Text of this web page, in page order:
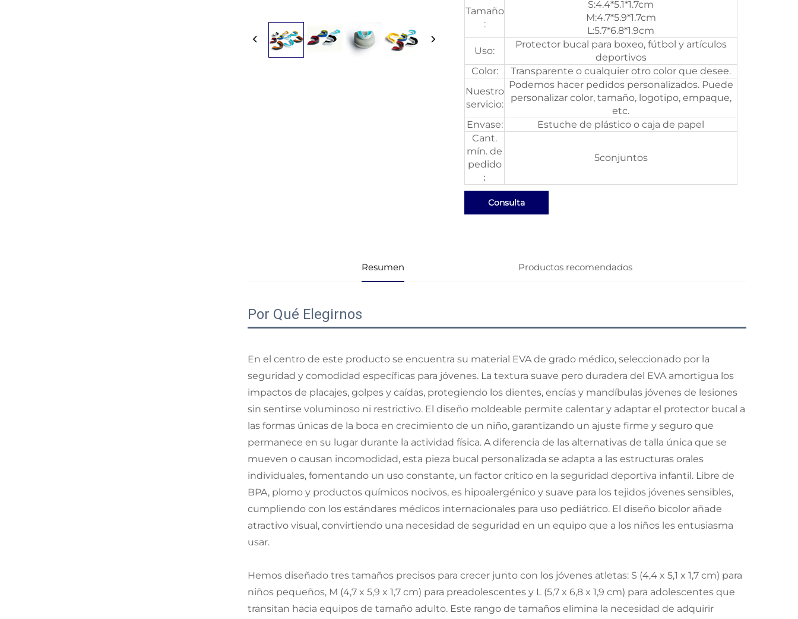
Tamaño
:
S:4.4*5.1*1.7cm
M:4.7*5.9*1.7cm
L:5.7*6.8*1.9cm
Uso:
Protector bucal para boxeo, fútbol y artículos
deportivos
Color:
Transparente o cualquier otro color que desee.
Nuestro
servicio:
Podemos hacer pedidos personalizados. Puede
personalizar color, tamaño, logotipo, empaque,
etc.
Envase:
Estuche de plástico o caja de papel
Cant.
mín. de
pedido
：
5conjuntos
Consulta
Resumen Productos recomendados
Por Qué Elegirnos
En el centro de este producto se encuentra su material EVA de grado médico, seleccionado por la
seguridad y comodidad específicas para jóvenes. La textura suave pero duradera del EVA amortigua los
impactos de placajes, golpes y caídas, protegiendo los dientes, encías y mandíbulas jóvenes de lesiones
sin sentirse voluminoso ni restrictivo. El diseño moldeable permite calentar y adaptar el protector bucal a
las formas únicas de la boca en crecimiento de un niño, garantizando un ajuste firme y seguro que
permanece en su lugar durante la actividad física. A diferencia de las alternativas de talla única que se
mueven o causan incomodidad, esta pieza bucal personalizada se adapta a las estructuras orales
individuales, fomentando un uso constante, un factor crítico en la seguridad deportiva infantil. Libre de
BPA, plomo y productos químicos nocivos, es hipoalergénico y suave para los tejidos jóvenes sensibles,
cumpliendo con los estándares médicos internacionales para uso pediátrico. El diseño bicolor añade
atractivo visual, convirtiendo una necesidad de seguridad en un equipo que a los niños les entusiasma
usar.
Hemos diseñado tres tamaños precisos para crecer junto con los jóvenes atletas: S (4,4 x 5,1 x 1,7 cm) para
niños pequeños, M (4,7 x 5,9 x 1,7 cm) para preadolescentes y L (5,7 x 6,8 x 1,9 cm) para adolescentes que
transitan hacia equipos de tamaño adulto. Este rango de tamaños elimina la necesidad de adquirir